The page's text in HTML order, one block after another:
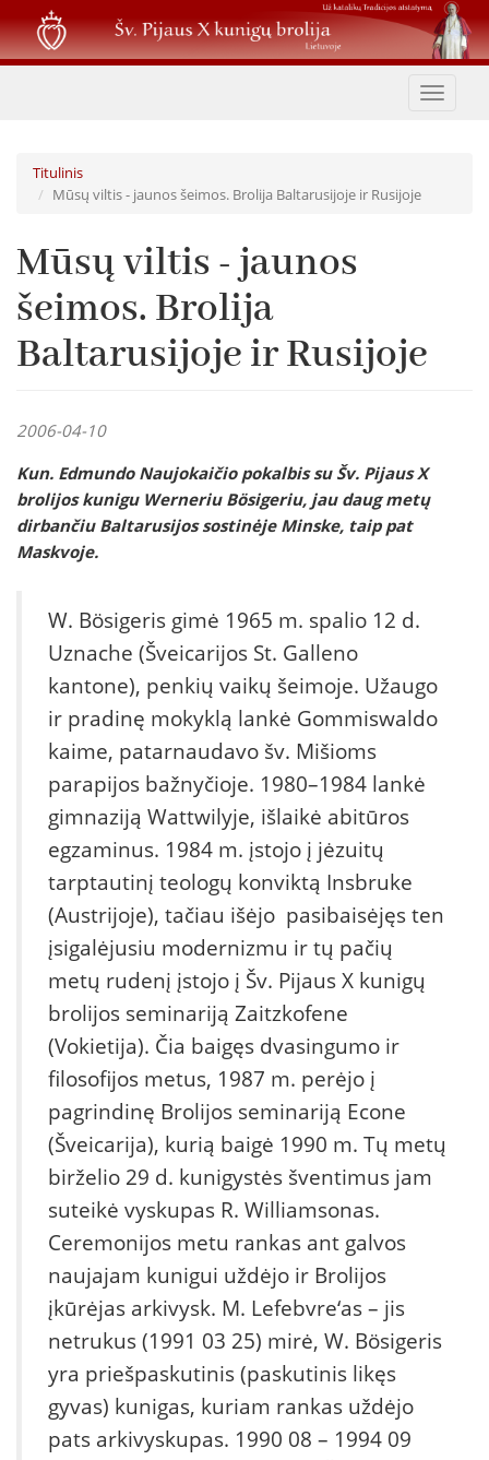
Pereiti
į
pagrindinį
Toggle
Titulinis
Mūsų viltis - jaunos šeimos. Brolija Baltarusijoje ir Rusijoje
Mūsų viltis - jaunos
šeimos. Brolija
Baltarusijoje ir Rusijoje
2006-04-10
Kun. Edmundo Naujokaičio pokalbis su Šv. Pijaus X
brolijos kunigu Werneriu Bösigeriu, jau daug metų
dirbančiu Baltarusijos sostinėje Minske, taip pat
Maskvoje.
W. Bösigeris gimė 1965 m. spalio 12 d.
Uznache (Šveicarijos St. Galleno
kantone), penkių vaikų šeimoje. Užaugo
ir pradinę mokyklą lankė Gommiswaldo
kaime, patarnaudavo šv. Mišioms
parapijos bažnyčioje. 1980–1984 lankė
gimnaziją Wattwilyje, išlaikė abitūros
egzaminus. 1984 m. įstojo į jėzuitų
tarptautinį teologų konviktą Insbruke
(Austrijoje), tačiau išėjo pasibaisėjęs ten
įsigalėjusiu modernizmu ir tų pačių
metų rudenį įstojo į Šv. Pijaus X kunigų
brolijos seminariją Zaitzkofene
(Vokietija). Čia baigęs dvasingumo ir
filosofijos metus, 1987 m. perėjo į
pagrindinę Brolijos seminariją Econe
(Šveicarija), kurią baigė 1990 m. Tų metų
birželio 29 d. kunigystės šventimus jam
suteikė vyskupas R. Williamsonas.
Ceremonijos metu rankas ant galvos
naujajam kunigui uždėjo ir Brolijos
įkūrėjas arkivysk. M. Lefebvre‘as – jis
netrukus (1991 03 25) mirė, W. Bösigeris
yra priešpaskutinis (paskutinis likęs
gyvas) kunigas, kuriam rankas uždėjo
pats arkivyskupas. 1990 08 – 1994 09